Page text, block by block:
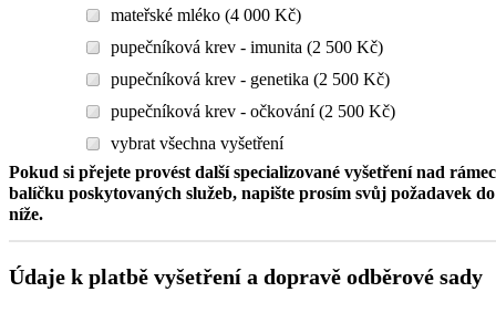
mateřské mléko (4 000 Kč)
pupečníková krev - imunita (2 500 Kč)
pupečníková krev - genetika (2 500 Kč)
pupečníková krev - očkování (2 500 Kč)
vybrat všechna vyšetření
Pokud si přejete provést další specializované vyšetření nad
balíčku poskytovaných služeb, napište prosím svůj požadavek
níže.
Údaje k platbě vyšetření a dopravě odběrové sady